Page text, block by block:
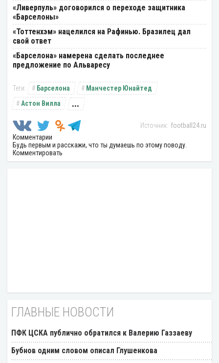
«Ливерпуль» договорился о переходе защитника
«Барселоны»
«Тоттенхэм» нацелился на Рафинью. Бразилец дал
свой ответ
«Барселона» намерена сделать последнее
предложение по Альваресу
Барселона
Манчестер Юнайтед
Астон Вилла
...
football24.ru
Комментарии
Будь первым и расскажи, что ты думаешь по этому поводу.
Комментировать
ГЛАВНЫЕ НОВОСТИ
ПФК ЦСКА публично обратился к Валерию Газзаеву
Бубнов одним словом описал Глушенкова